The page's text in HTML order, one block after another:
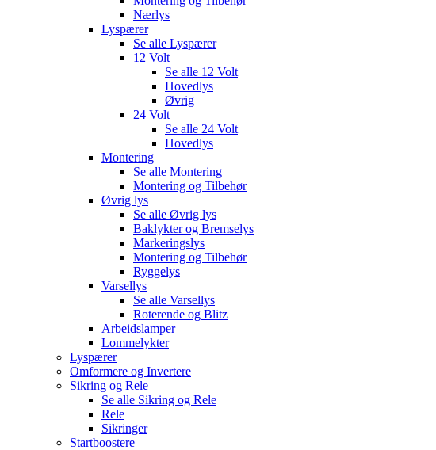
Nærlys
Lyspærer
Se alle Lyspærer
12 Volt
Se alle 12 Volt
Hovedlys
Øvrig
24 Volt
Se alle 24 Volt
Hovedlys
Montering
Se alle Montering
Montering og Tilbehør
Øvrig lys
Se alle Øvrig lys
Baklykter og Bremselys
Markeringslys
Montering og Tilbehør
Ryggelys
Varsellys
Se alle Varsellys
Roterende og Blitz
Arbeidslamper
Lommelykter
Lyspærer
Omformere og Invertere
Sikring og Rele
Se alle Sikring og Rele
Rele
Sikringer
Startboostere